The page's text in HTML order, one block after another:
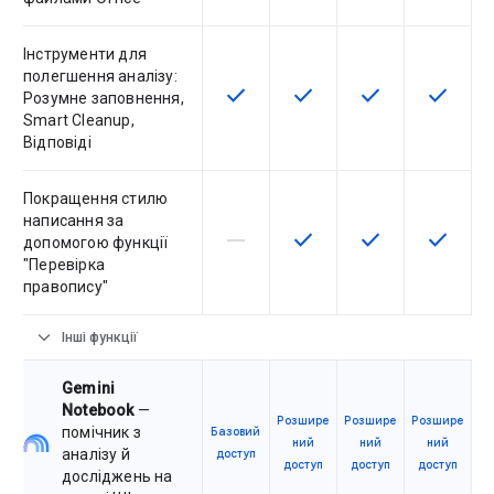
Інструменти для
полегшення аналізу:
Розумне заповнення,
Smart Cleanup,
Відповіді
Ця функція доступна для
check Ця функція доступна
check Ця функція
check Ця
check
Покращення стилю
написання за
допомогою функції
"Перевірка
правопису"
Артикул не підтримує цю
horizontal_rule Ця функція доступна
check Ця функція
check Ця
check
expand_more Інші функції
Gemini
Notebook—
помічник з
аналізу й
досліджень на
Базовий
доступ
Розшире
ний
доступ
Розшире
ний
доступ
Розшире
ний
доступ